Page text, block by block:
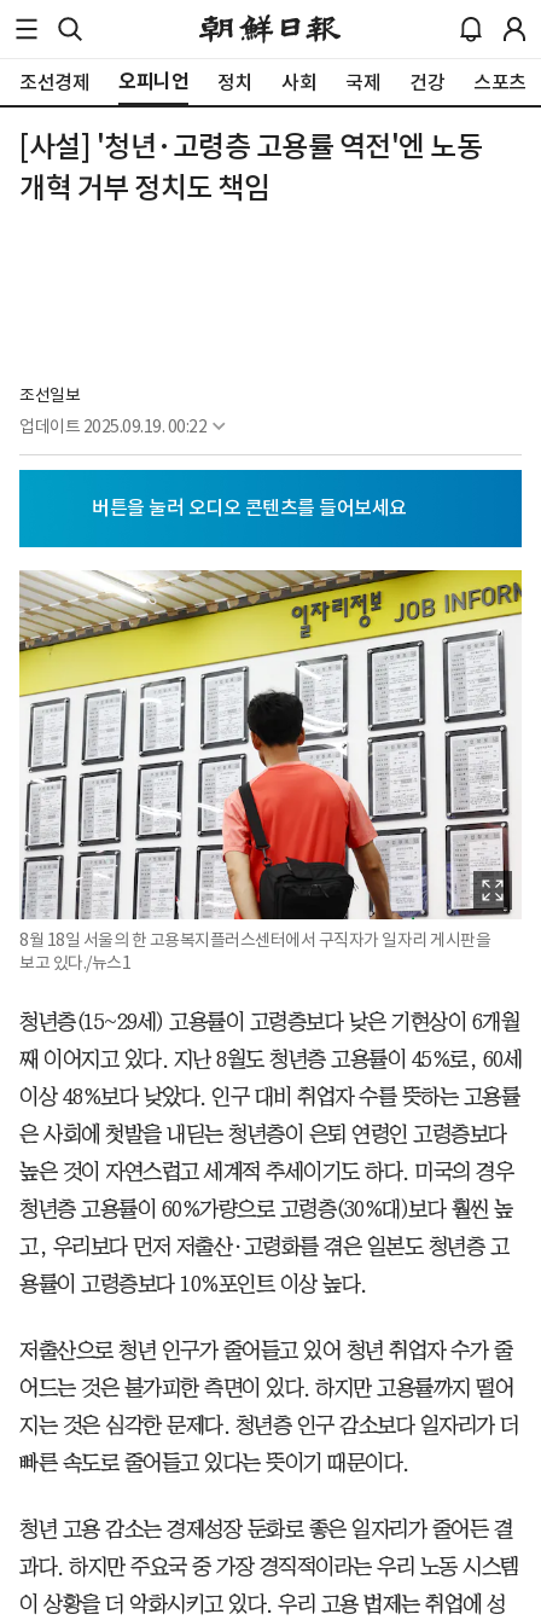
조선경제 오피니언 정치 사회 국제 건강 스포츠
[사설] '청년·고령층 고용률 역전'엔 노동
개혁 거부 정치도 책임
조선일보
업데이트 2025.09.19. 00:22
8월 18일 서울의 한 고용복지플러스센터에서 구직자가 일자리 게시판을
보고 있다./뉴스1
청년층(15~29세) 고용률이 고령층보다 낮은 기현상이 6개월
째 이어지고 있다. 지난 8월도 청년층 고용률이 45%로, 60세
이상 48%보다 낮았다. 인구 대비 취업자 수를 뜻하는 고용률
은 사회에 첫발을 내딛는 청년층이 은퇴 연령인 고령층보다
높은 것이 자연스럽고 세계적 추세이기도 하다. 미국의 경우
청년층 고용률이 60%가량으로 고령층(30%대)보다 훨씬 높
고, 우리보다 먼저 저출산·고령화를 겪은 일본도 청년층 고
용률이 고령층보다 10%포인트 이상 높다.
저출산으로 청년 인구가 줄어들고 있어 청년 취업자 수가 줄
어드는 것은 불가피한 측면이 있다. 하지만 고용률까지 떨어
지는 것은 심각한 문제다. 청년층 인구 감소보다 일자리가 더
빠른 속도로 줄어들고 있다는 뜻이기 때문이다.
청년 고용 감소는 경제성장 둔화로 좋은 일자리가 줄어든 결
과다. 하지만 주요국 중 가장 경직적이라는 우리 노동 시스템
이 상황을 더 악화시키고 있다. 우리 고용 법제는 취업에 성